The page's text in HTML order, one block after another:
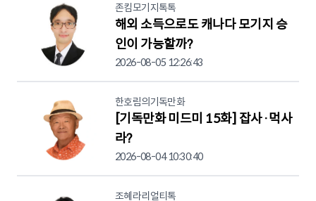
존킴모기지톡톡
해외 소득으로도 캐나다 모기지 승
인이 가능할까?
2026-08-05 12:26:43
한호림의기독만화
[기독만화 미드미 15화] 잡사·먹사
라?
2026-08-04 10:30:40
조혜라리얼티톡